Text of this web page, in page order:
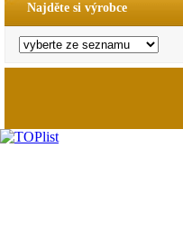
Najděte si výrobce